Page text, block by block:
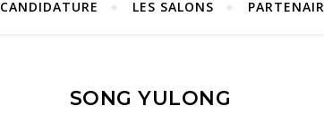
CANDIDATURE LES SALONS
SONG YULONG